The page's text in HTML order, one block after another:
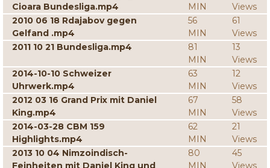
Cioara Bundesliga.mp4
MIN
Views
2010 06 18 Rdajabov gegen
Gelfand .mp4
56
MIN
61
Views
2011 10 21 Bundesliga.mp4
81
MIN
13
Views
2014-10-10 Schweizer
Uhrwerk.mp4
63
MIN
12
Views
2012 03 16 Grand Prix mit Daniel
King.mp4
67
MIN
58
Views
2014-03-28 CBM 159
Highlights.mp4
62
MIN
21
Views
2013 10 04 Nimzoindisch-
Feinheiten mit Daniel King und
80
MIN
45
Views